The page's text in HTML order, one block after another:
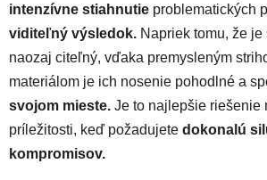
intenzívne stiahnutie problematických
viditeľný výsledok. Napriek tomu, že
naozaj citeľný, vďaka premysleným
materiálom je ich nosenie pohodlné a
svojom mieste. Je to najlepšie riešenie
príležitosti, keď požadujete dokonalú
kompromisov.